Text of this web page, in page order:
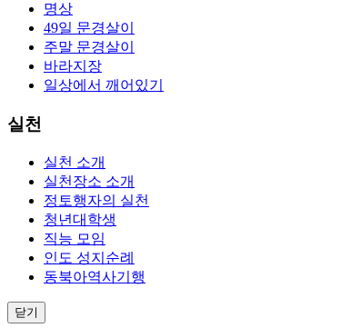
명상
49일 문경살이
주말 문경살이
바라지장
일상에서 깨어있기
실천
실천 소개
실천장소 소개
정토행자의 실천
청년대학생
직능 모임
인도 성지순례
동북아역사기행
닫기